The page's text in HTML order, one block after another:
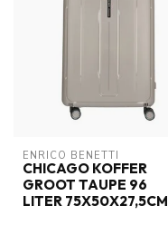
ENRICO BENETTI
CHICAGO KOFFER
GROOT TAUPE 96
LITER 75X50X27,5CM